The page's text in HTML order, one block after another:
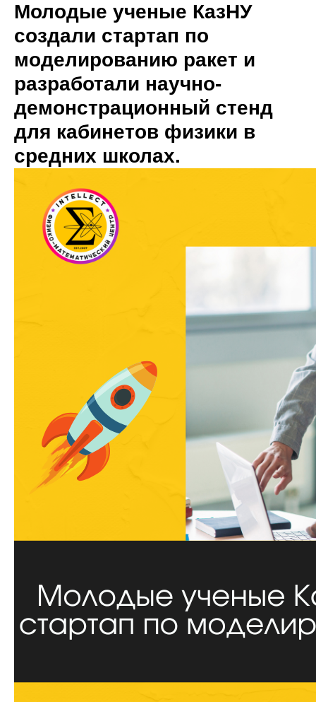
Молодые ученые КазНУ
создали стартап по
моделированию ракет и
разработали научно-
демонстрационный стенд
для кабинетов физики в
средних школах.